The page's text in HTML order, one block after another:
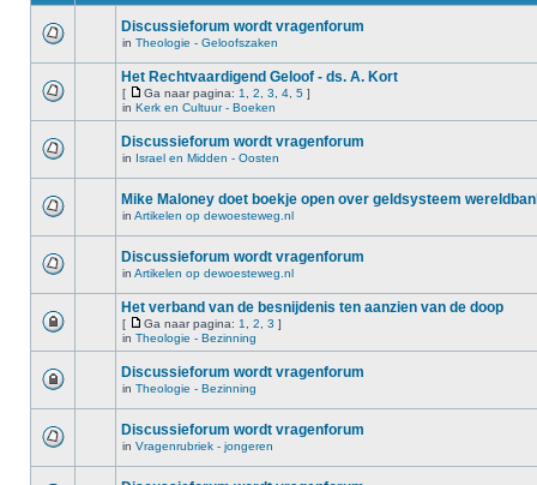
Discussieforum wordt vragenforum
in Theologie - Geloofszaken
Het Rechtvaardigend Geloof - ds. A. Kort
[ Ga naar pagina: 1 2 3 4 5 ]
in Kerk en Cultuur - Boeken
Discussieforum wordt vragenforum
in Israel en Midden - Oosten
Mike Maloney doet boekje open over geldsysteem
in Artikelen op dewoesteweg.nl
Discussieforum wordt vragenforum
in Artikelen op dewoesteweg.nl
Het verband van de besnijdenis ten aanzien van de doop
[ Ga naar pagina: 1 2 3 ]
in Theologie - Bezinning
Discussieforum wordt vragenforum
in Theologie - Bezinning
Discussieforum wordt vragenforum
in Vragenrubriek - jongeren